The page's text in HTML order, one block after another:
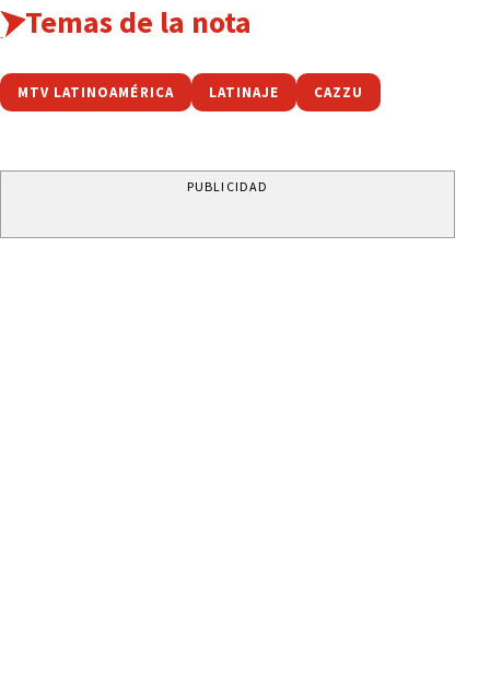
Temas de la nota
MTV LATINOAMÉRICA LATINAJE CAZZU
PUBLICIDAD